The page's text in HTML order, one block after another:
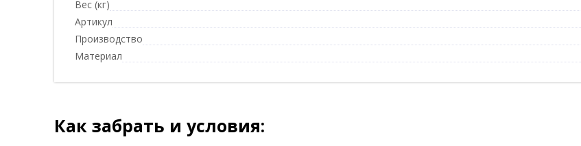
Вес (кг)
Артикул
Производство
Материал
Как забрать и условия: